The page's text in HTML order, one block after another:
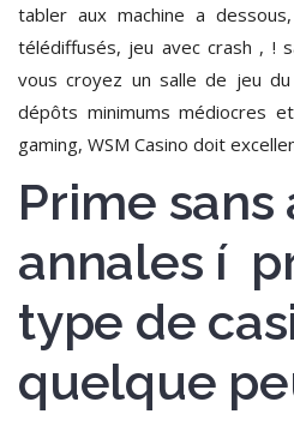
tabler aux machine a
télédiffusés, jeu avec crash , !
vous croyez un salle de jeu
dépôts minimums médiocres
gaming, WSM Casino doit
Prime sans
annales í
type de
quelque